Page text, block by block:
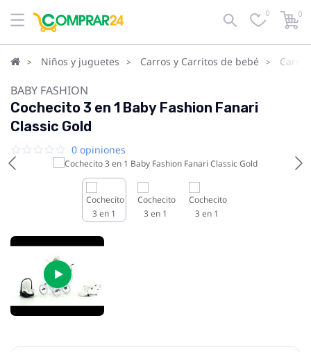
0 0
Niños y juguetes Carros y Carritos de bebé
BABY FASHION
Cochecito 3 en 1 Baby Fashion Fanari
Classic Gold
0 opiniones